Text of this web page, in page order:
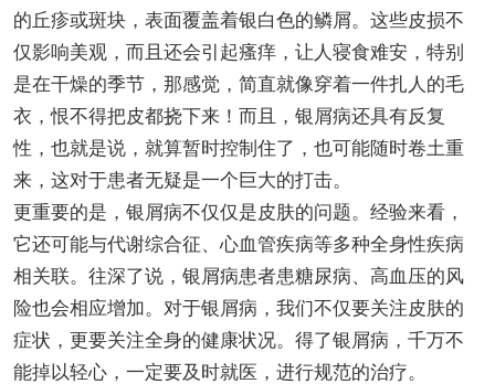
的丘疹或斑块，表面覆盖着银白色的鳞屑。这些皮损不
仅影响美观，而且还会引起瘙痒，让人寝食难安，特别
是在干燥的季节，那感觉，简直就像穿着一件扎人的毛
衣，恨不得把皮都挠下来！而且，银屑病还具有反复
性，也就是说，就算暂时控制住了，也可能随时卷土重
来，这对于患者无疑是一个巨大的打击。
更重要的是，银屑病不仅仅是皮肤的问题。经验来看，
它还可能与代谢综合征、心血管疾病等多种全身性疾病
相关联。往深了说，银屑病患者患糖尿病、高血压的风
险也会相应增加。对于银屑病，我们不仅要关注皮肤的
症状，更要关注全身的健康状况。得了银屑病，千万不
能掉以轻心，一定要及时就医，进行规范的治疗。